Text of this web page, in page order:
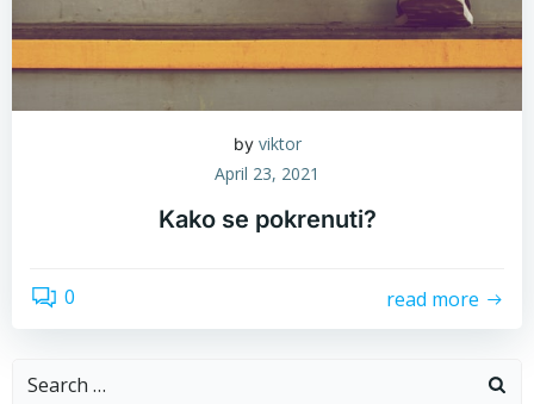
by viktor
April 23, 2021
Kako se pokrenuti?
0 read more
Search